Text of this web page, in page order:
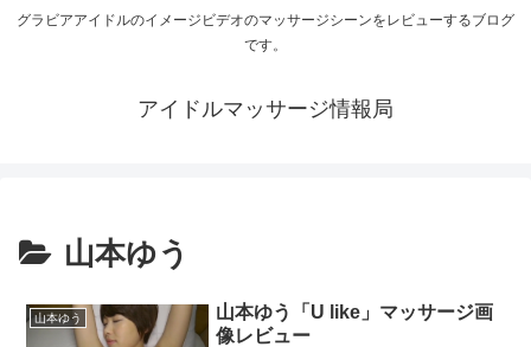
グラビアアイドルのイメージビデオのマッサージシーンをレビューするブログ
です。
アイドルマッサージ情報局
山本ゆう
山本ゆう
山本ゆう「U like」マッサージ画
像レビュー